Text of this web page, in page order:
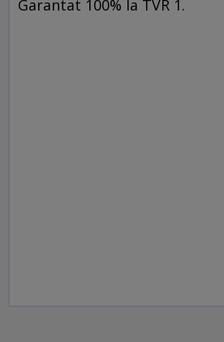
Garantat 100% la TVR 1.